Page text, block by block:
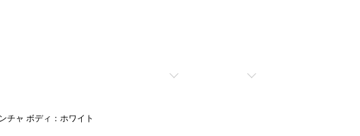
チャ ボディ：ホワイト